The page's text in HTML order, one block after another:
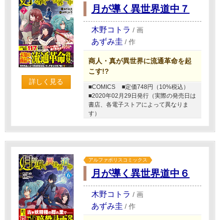
詳しく見る
月が導く異世界道中７
木野コトラ / 画
あずみ圭 / 作
商人・真が異世界に流通革命を起
こす!?
■COMICS
■定価748円（10%税込）
■2020年02月29日発行（実際の発売日は
書店、各電子ストアによって異なりま
す）
アルファポリスコミックス
月が導く異世界道中６
木野コトラ / 画
あずみ圭 / 作